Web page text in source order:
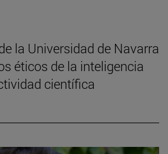
la Universidad de Navarra
éticos de la inteligencia
científica